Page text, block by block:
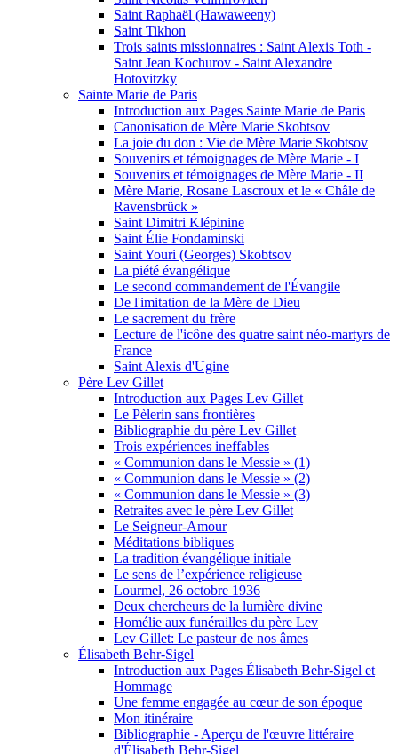
Saint Raphaël (Hawaweeny)
Saint Tikhon
Trois saints missionnaires : Saint Alexis Toth -
Saint Jean Kochurov - Saint Alexandre
Hotovitzky
Sainte Marie de Paris
Introduction aux Pages Sainte Marie de Paris
Canonisation de Mère Marie Skobtsov
La joie du don : Vie de Mère Marie Skobtsov
Souvenirs et témoignages de Mère Marie - I
Souvenirs et témoignages de Mère Marie - II
Mère Marie, Rosane Lascroux et le « Châle de
Ravensbrück »
Saint Dimitri Klépinine
Saint Élie Fondaminski
Saint Youri (Georges) Skobtsov
La piété évangélique
Le second commandement de l'Évangile
De l'imitation de la Mère de Dieu
Le sacrement du frère
Lecture de l'icône des quatre saint néo-martyrs de
France
Saint Alexis d'Ugine
Père Lev Gillet
Introduction aux Pages Lev Gillet
Le Pèlerin sans frontières
Bibliographie du père Lev Gillet
Trois expériences ineffables
« Communion dans le Messie » (1)
« Communion dans le Messie » (2)
« Communion dans le Messie » (3)
Retraites avec le père Lev Gillet
Le Seigneur-Amour
Méditations bibliques
La tradition évangélique initiale
Le sens de l’expérience religieuse
Lourmel, 26 octobre 1936
Deux chercheurs de la lumière divine
Homélie aux funérailles du père Lev
Lev Gillet: Le pasteur de nos âmes
Élisabeth Behr-Sigel
Introduction aux Pages Élisabeth Behr-Sigel et
Hommage
Une femme engagée au cœur de son époque
Mon itinéraire
Bibliographie - Aperçu de l'œuvre littéraire
d'Élisabeth Behr-Sigel